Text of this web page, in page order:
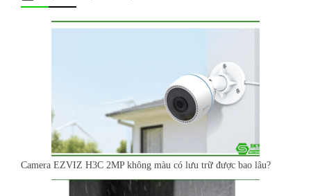
Camera EZVIZ H3C 2MP không màu có lưu trữ được bao lâu?